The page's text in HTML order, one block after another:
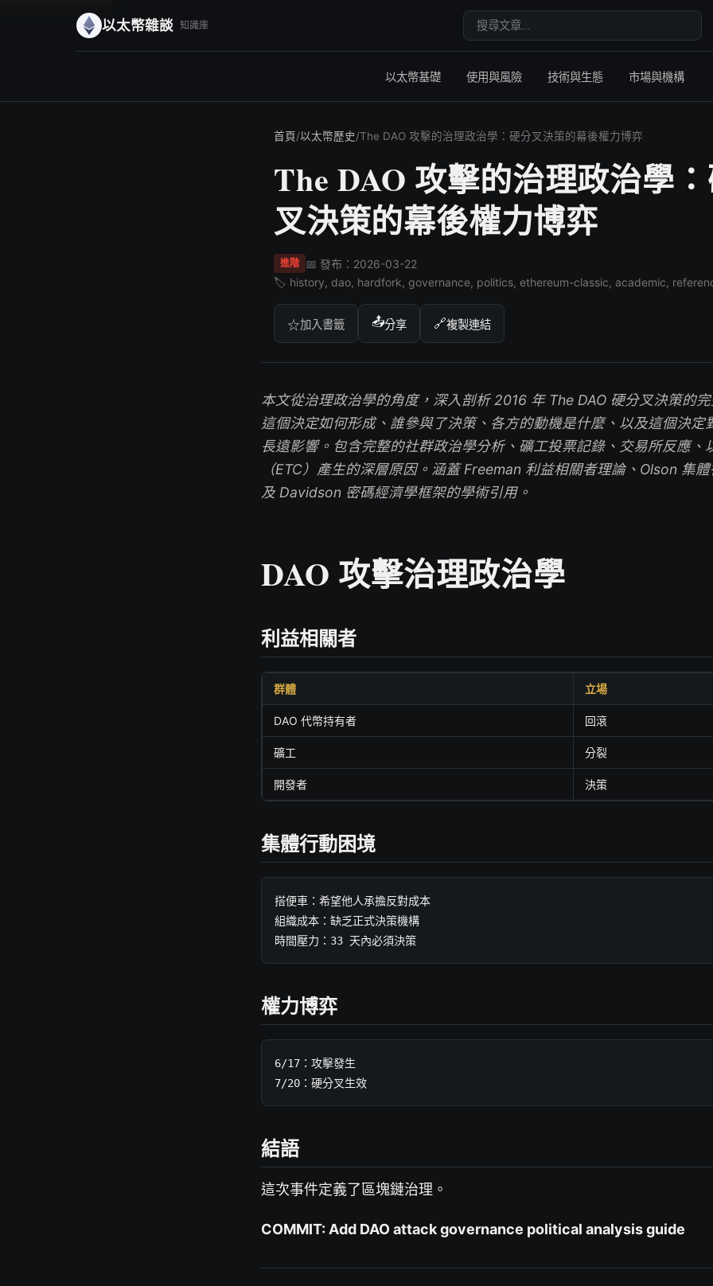
以太幣雜談 知識庫 搜尋文章
以太幣基礎 使用與風險 技術與生態 市場與機構
首頁/以太幣歷史/The DAO 攻擊的治理政治學：硬分叉決策的幕後權力博弈
The DAO 攻擊的治理政治學
叉決策的幕後權力博弈
進階 📅 發布：2026-03-22
🏷️ history, dao, hardfork, governance, politics, ethereum-classic, academic,
☆加入書籤 📤分享 🔗複製連結
本文從治理政治學的角度，深入剖析 2016 年 The DAO 硬分叉決策的
這個決定如何形成、誰參與了決策、各方的動機是什麼、以及這個決定
長遠影響。包含完整的社群政治學分析、礦工投票記錄、交易所反應、
（ETC）產生的深層原因。涵蓋 Freeman 利益相關者理論、Olson 集
及 Davidson 密碼經濟學框架的學術引用。
DAO 攻擊治理政治學
利益相關者
群體 立場
DAO 代幣持有者 回滾
礦工 分裂
開發者 決策
集體行動困境
搭便車：希望他人承擔反對成本
組織成本：缺乏正式決策機構
時間壓力：33 天內必須決策
權力博弈
6/17：攻擊發生
7/20：硬分叉生效
結語
這次事件定義了區塊鏈治理。
COMMIT: Add DAO attack governance political analysis guide